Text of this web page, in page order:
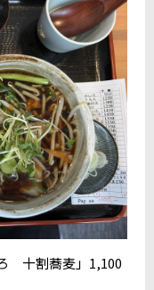
十割蕎麦」1,100